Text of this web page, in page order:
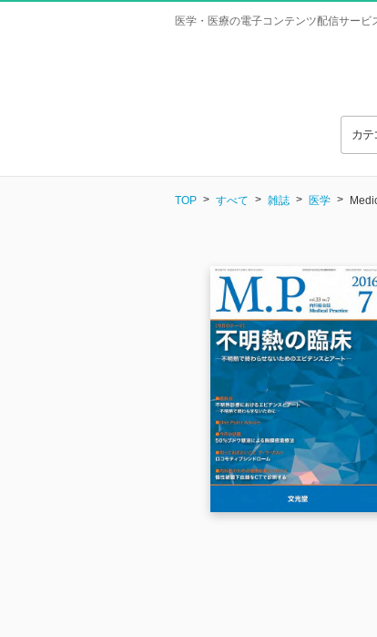
医学・医療の電子コンテンツ配信サービ
カテ
TOP すべて 雑誌 医学